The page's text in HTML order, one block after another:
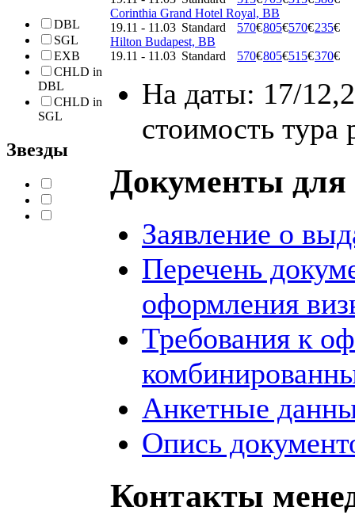
DBL
SGL
EXB
CHLD in
DBL
CHLD in
SGL
Звезды
Corinthia Grand Hotel Royal, BB
19.11 - 11.03 Standard 570€805€570€235€
Hilton Budapest, BB
19.11 - 11.03 Standard 570€805€515€370€
На даты: 17/
стоимость тура
Документы
Заявление о
Перечень
оформления
Требования к
Анкетные
Опись
Контакты